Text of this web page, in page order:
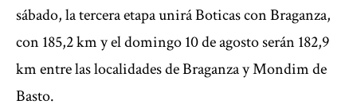
sábado, la tercera etapa unirá Boticas con Braganza,
con 185,2 km y el domingo 10 de agosto serán 182,9
km entre las localidades de Braganza y Mondim de
Basto.